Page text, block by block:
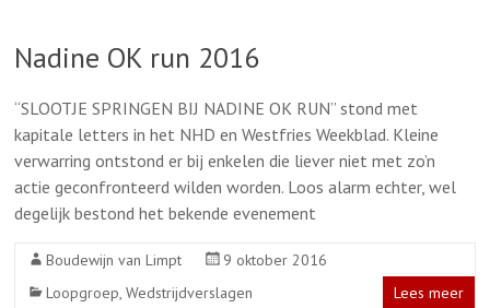
Nadine OK run 2016
“SLOOTJE SPRINGEN BIJ NADINE OK RUN” stond met
kapitale letters in het NHD en Westfries Weekblad. Kleine
verwarring ontstond er bij enkelen die liever niet met zo’n
actie geconfronteerd wilden worden. Loos alarm echter, wel
degelijk bestond het bekende evenement
Boudewijn van Limpt
9 oktober 2016
Loopgroep,Wedstrijdverslagen Lees meer